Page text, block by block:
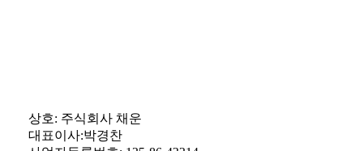
상호: 주식회사 채운
대표이사:박경찬